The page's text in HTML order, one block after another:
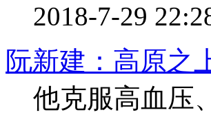
2018-7-29
阮新建：高原之
他克服高血压